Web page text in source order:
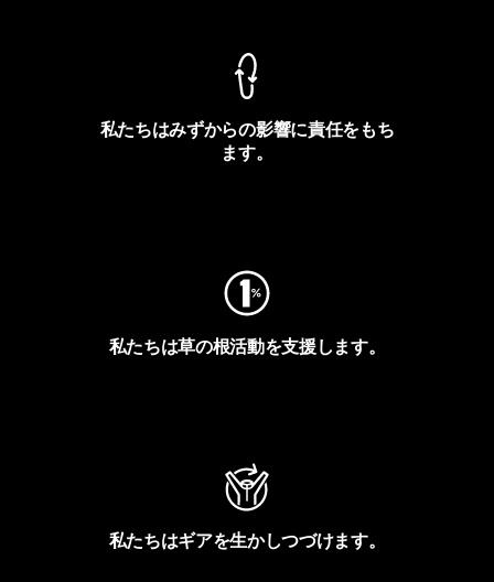
私たちはみずからの影響に責任をもち
ます。
私たちは草の根活動を支援します。
私たちはギアを生かしつづけます。